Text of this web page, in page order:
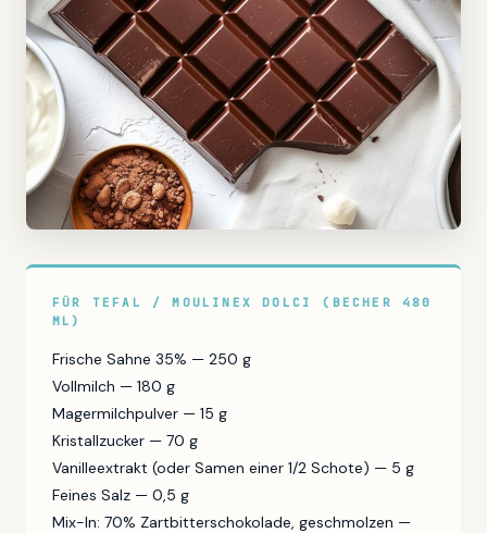
FÜR TEFAL / MOULINEX DOLCI (BECHER 480
ML)
Frische Sahne 35% — 250 g
Vollmilch — 180 g
Magermilchpulver — 15 g
Kristallzucker — 70 g
Vanilleextrakt (oder Samen einer 1/2 Schote) — 5 g
Feines Salz — 0,5 g
Mix-In: 70% Zartbitterschokolade, geschmolzen —